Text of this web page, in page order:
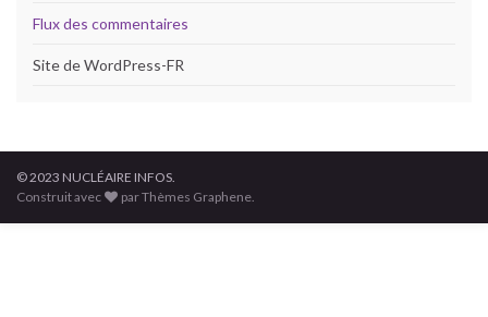
Flux des commentaires
Site de WordPress-FR
© 2023 NUCLÉAIRE INFOS.
Construit avec
par Thèmes Graphene.